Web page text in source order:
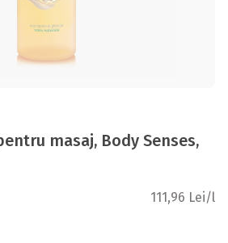
masaj, Body Senses,
111,96 Lei/l